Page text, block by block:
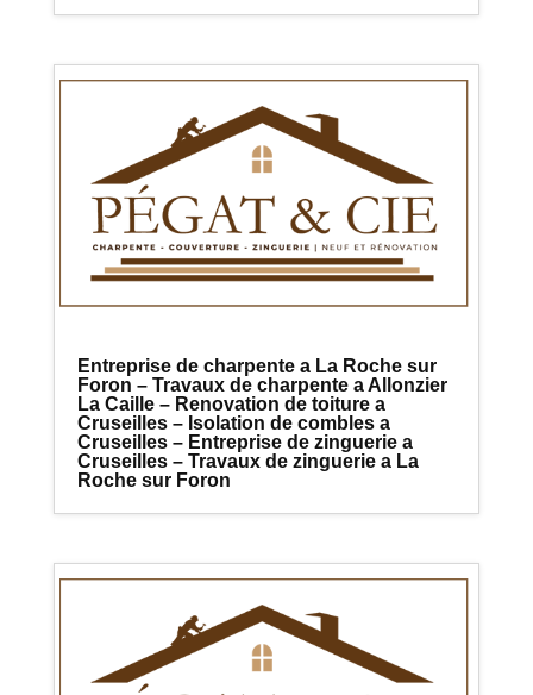
Entreprise de charpente a La Roche sur
Foron – Travaux de charpente a Allonzier
La Caille – Renovation de toiture a
Cruseilles – Isolation de combles a
Cruseilles – Entreprise de zinguerie a
Cruseilles – Travaux de zinguerie a La
Roche sur Foron